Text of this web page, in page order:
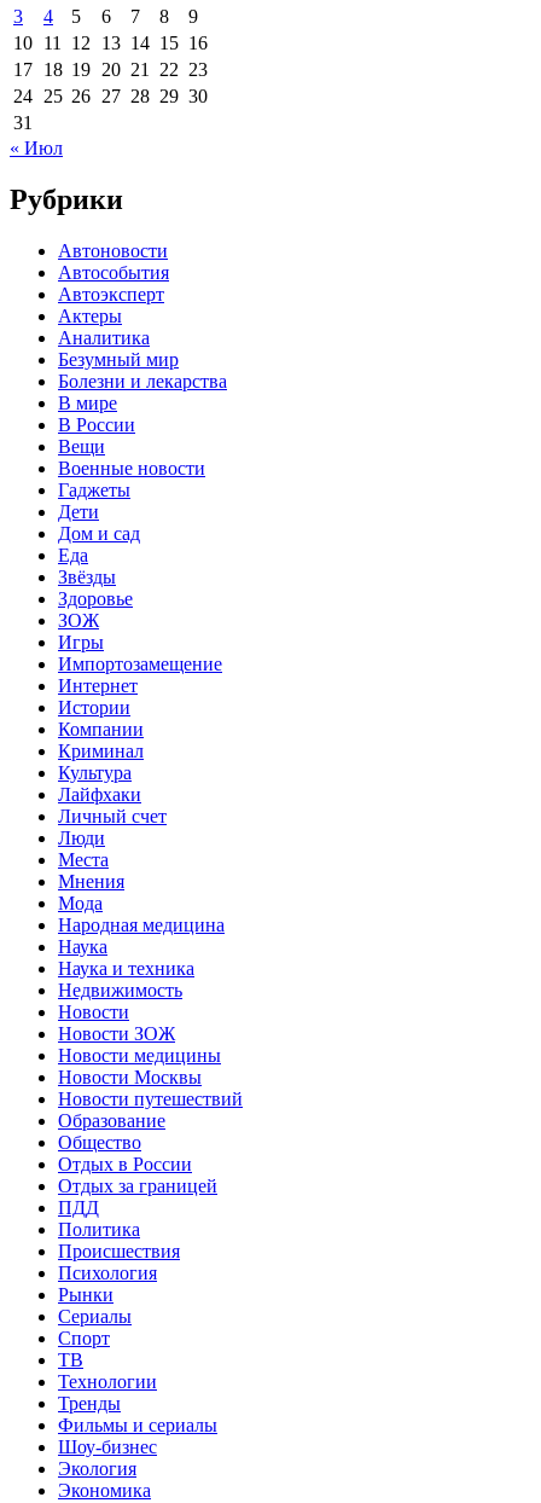
3
4 5 6 7 8
9
10 11 12 13 14 15 16
17 18 19 20 21 22 23
24 25 26 27 28 29 30
31
« Июл
Рубрики
Автоновости
Автособытия
Автоэксперт
Актеры
Аналитика
Безумный мир
Болезни и лекарства
В мире
В России
Вещи
Военные новости
Гаджеты
Дети
Дом и сад
Еда
Звёзды
Здоровье
ЗОЖ
Игры
Импортозамещение
Интернет
Истории
Компании
Криминал
Культура
Лайфхаки
Личный счет
Люди
Места
Мнения
Мода
Народная медицина
Наука
Наука и техника
Недвижимость
Новости
Новости ЗОЖ
Новости медицины
Новости Москвы
Новости путешествий
Образование
Общество
Отдых в России
Отдых за границей
ПДД
Политика
Происшествия
Психология
Рынки
Сериалы
Спорт
ТВ
Технологии
Тренды
Фильмы и сериалы
Шоу-бизнес
Экология
Экономика